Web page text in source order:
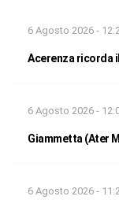
6 Agosto 2026 -
Acerenza ricorda
6 Agosto 2026 -
Giammetta (Ater
6 Agosto 2026 -